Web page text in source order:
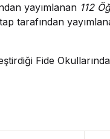
yayımlanan 112
tarafından
Fide